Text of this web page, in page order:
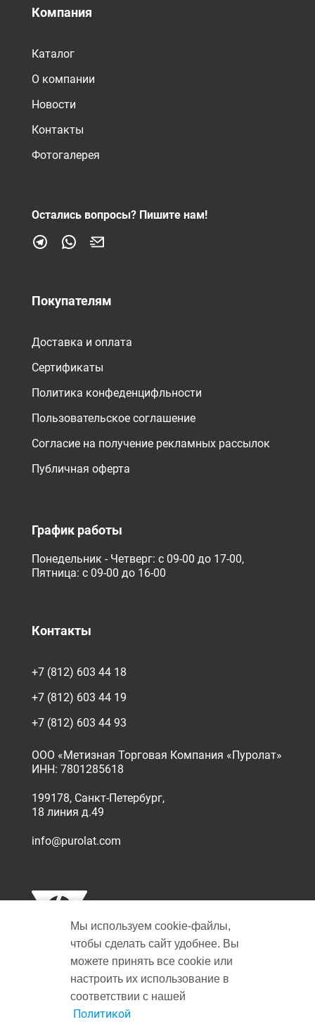
Компания
Каталог
О компании
Новости
Контакты
Фотогалерея
Остались вопросы? Пишите нам!
Покупателям
Доставка и оплата
Сертификаты
Политика конфеденцифльности
Пользовательское соглашение
Согласие на получение рекламных рассылок
Публичная оферта
График работы
Понедельник - Четверг: с 09-00 до 17-00,
Пятница: с 09-00 до 16-00
Контакты
+7 (812) 603 44 18
+7 (812) 603 44 19
+7 (812) 603 44 93
ООО «Метизная Торговая Компания «Пуролат»
ИНН: 7801285618
199178, Санкт-Петербург,
18 линия д.49
info@purolat.com
Copyright © 2001-2026 Пуролат.
All rights reserved
Не является публичной офертой
Мы используем cookie‑файлы,
чтобы сделать сайт удобнее. Вы
можете принять все cookie или
настроить их использование в
соответствии с нашей
Политикой